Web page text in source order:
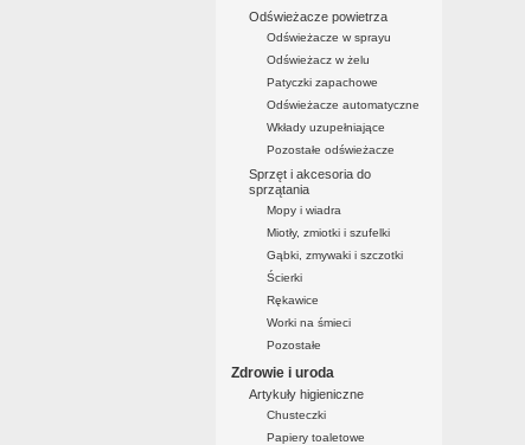
Odświeżacze powietrza
Odświeżacze w sprayu
Odświeżacz w żelu
Patyczki zapachowe
Odświeżacze automatyczne
Wkłady uzupełniające
Pozostałe odświeżacze
Sprzęt i akcesoria do
sprzątania
Mopy i wiadra
Miotły, zmiotki i szufelki
Gąbki, zmywaki i szczotki
Ścierki
Rękawice
Worki na śmieci
Pozostałe
Zdrowie i uroda
Artykuły higieniczne
Chusteczki
Papiery toaletowe